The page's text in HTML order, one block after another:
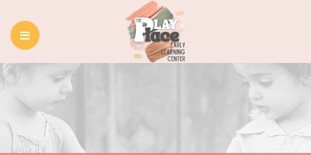
HOME OUR PROGRAMS
BLOG